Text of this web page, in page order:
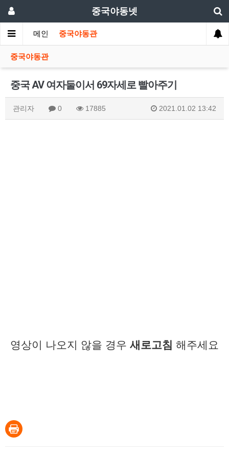
중국야동넷
메인 중국야동관
중국야동관
중국 AV 여자둘이서 69자세로 빨아주기
관리자 0 17885 2021.01.02 13:42
영상이 나오지 않을 경우 새로고침 해주세요